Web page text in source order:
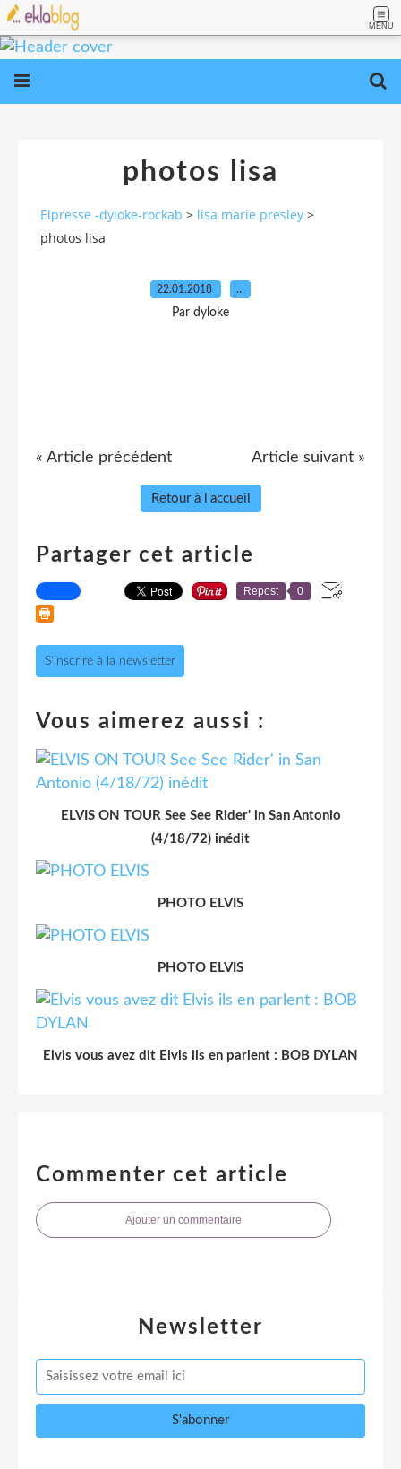
MENU
photos lisa
Elpresse -dyloke-rockab > lisa marie presley >
photos lisa
22.01.2018 …
Par dyloke
« Article précédent Article suivant »
Retour à l'accueil
Partager cet article
Repost 0
S'inscrire à la newsletter
Vous aimerez aussi :
ELVIS ON TOUR See See Rider' in San Antonio
(4/18/72) inédit
PHOTO ELVIS
PHOTO ELVIS
Elvis vous avez dit Elvis ils en parlent : BOB DYLAN
Commenter cet article
Ajouter un commentaire
Newsletter